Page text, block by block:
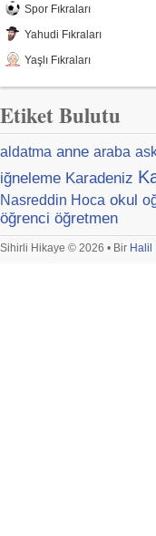
Spor Fıkraları
Yahudi Fıkraları
Yaşlı Fıkraları
Etiket Bulutu
aldatma anne araba
iğneleme Karadeniz
Nasreddin Hoca okul
öğrenci öğretmen
Sihirli Hikaye © 2026 • Bir Halil